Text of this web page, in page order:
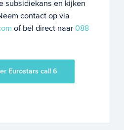
subsidiekans en kijken
contact op via
of bel direct naar 088
Eurostars call 6